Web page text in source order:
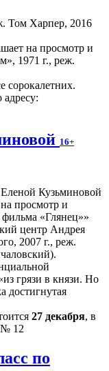
на просмотр и
1971 г., реж.
сорокалетних.
адресу:
16+
Кузьминовой
просмотр и
«Глянец»»
центр Андрея
2007 г., реж.
грязи в князи. Но
достигнутая
27 декабря, в
№ 12
по